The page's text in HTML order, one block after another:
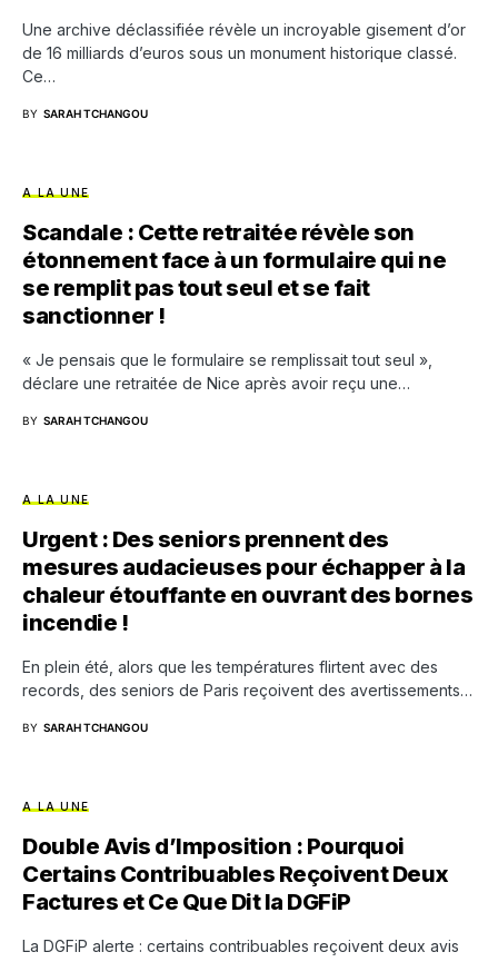
Une archive déclassifiée révèle un incroyable gisement d’or
de 16 milliards d’euros sous un monument historique classé.
Ce…
BY SARAH TCHANGOU
A LA UNE
Scandale : Cette retraitée révèle son
étonnement face à un formulaire qui ne
se remplit pas tout seul et se fait
sanctionner !
« Je pensais que le formulaire se remplissait tout seul »,
déclare une retraitée de Nice après avoir reçu une…
BY SARAH TCHANGOU
A LA UNE
Urgent : Des seniors prennent des
mesures audacieuses pour échapper à la
chaleur étouffante en ouvrant des bornes
incendie !
En plein été, alors que les températures flirtent avec des
records, des seniors de Paris reçoivent des avertissements…
BY SARAH TCHANGOU
A LA UNE
Double Avis d’Imposition : Pourquoi
Certains Contribuables Reçoivent Deux
Factures et Ce Que Dit la DGFiP
La DGFiP alerte : certains contribuables reçoivent deux avis